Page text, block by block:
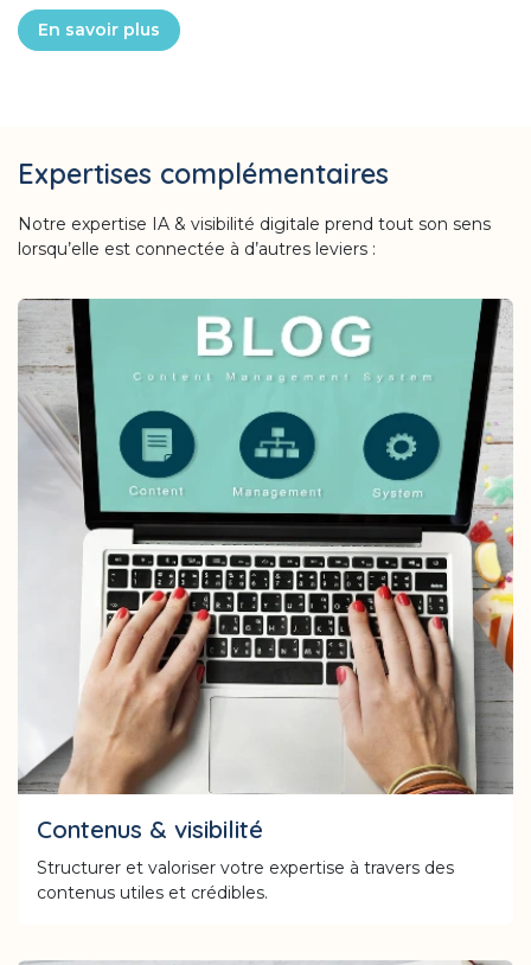
En savoir plus
Expertises complémentaires
Notre expertise IA & visibilité digitale prend tout son sens
lorsqu’elle est connectée à d’autres leviers :
Contenus & visibilité
Structurer et valoriser votre expertise à travers des
contenus utiles et crédibles.